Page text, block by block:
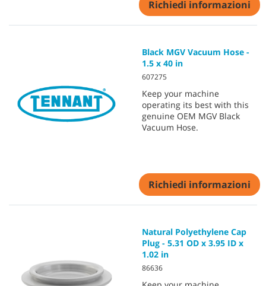
Richiedi informazioni
Black MGV Vacuum Hose -
1.5 x 40 in
607275
Keep your machine
operating its best with this
genuine OEM MGV Black
Vacuum Hose.
Richiedi informazioni
Natural Polyethylene Cap
Plug - 5.31 OD x 3.95 ID x
1.02 in
86636